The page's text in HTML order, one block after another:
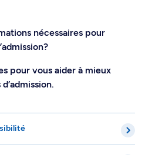
nécessaires pour
pour vous aider à mieux